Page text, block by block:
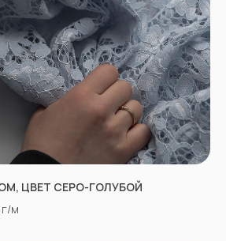
ЦВЕТ СЕРО-ГОЛУБОЙ
г/м